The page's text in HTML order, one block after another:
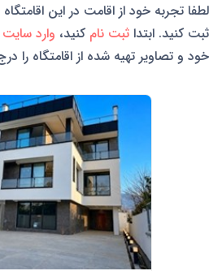
لطفا تجربه خود از اقامت در این اقامتگاه
ثبت کنید. ابتدا ثبت نام کنید، وارد
خود و تصاویر تهیه شده از اقامتگاه را